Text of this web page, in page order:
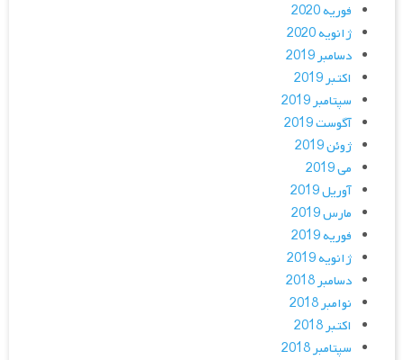
فوریه 2020
ژانویه 2020
دسامبر 2019
اکتبر 2019
سپتامبر 2019
آگوست 2019
ژوئن 2019
می 2019
آوریل 2019
مارس 2019
فوریه 2019
ژانویه 2019
دسامبر 2018
نوامبر 2018
اکتبر 2018
سپتامبر 2018